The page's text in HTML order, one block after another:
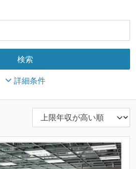
詳細条件